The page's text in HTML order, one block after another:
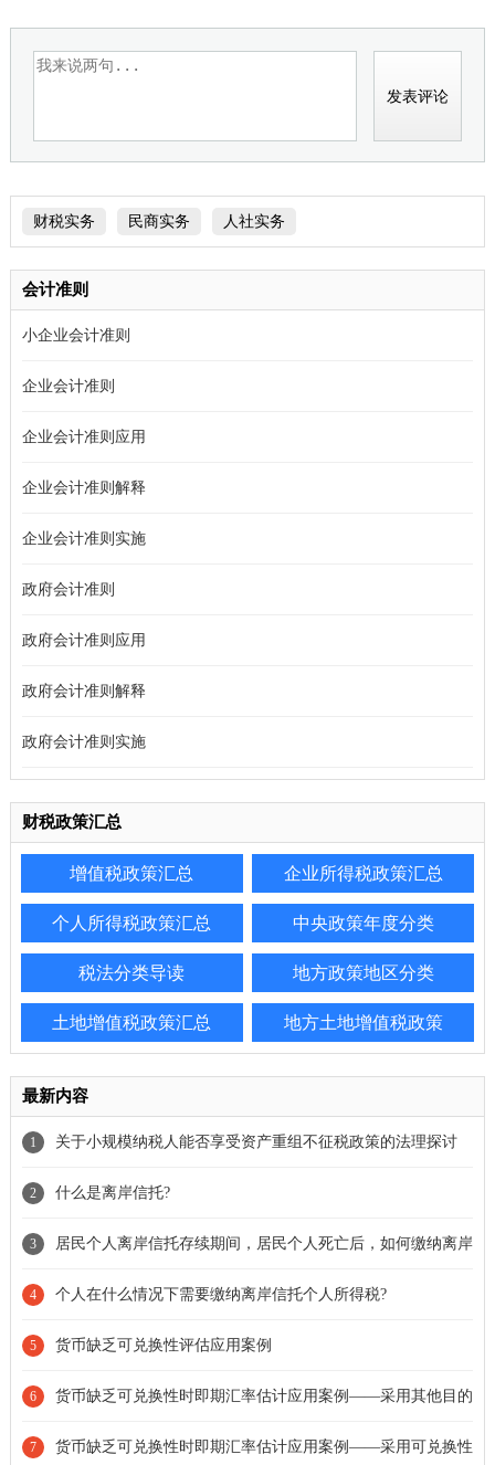
置
财税实务 民商实务 人社实务
会计准则
小企业会计准则
企业会计准则
企业会计准则应用
企业会计准则解释
企业会计准则实施
政府会计准则
政府会计准则应用
政府会计准则解释
政府会计准则实施
财税政策汇总
增值税政策汇总 企业所得税政策汇总
个人所得税政策汇总 中央政策年度分类
税法分类导读 地方政策地区分类
土地增值税政策汇总 地方土地增值税政策
最新内容
1 关于小规模纳税人能否享受资产重组不征税政策的法理探讨
2 什么是离岸信托?
3 居民个人离岸信托存续期间，居民个人死亡后，如何缴纳离岸
信托个人所得税?
4 个人在什么情况下需要缴纳离岸信托个人所得税?
5 货币缺乏可兑换性评估应用案例
6 货币缺乏可兑换性时即期汇率估计应用案例——采用其他目的
下的可观察汇率
7 货币缺乏可兑换性时即期汇率估计应用案例——采用可兑换性